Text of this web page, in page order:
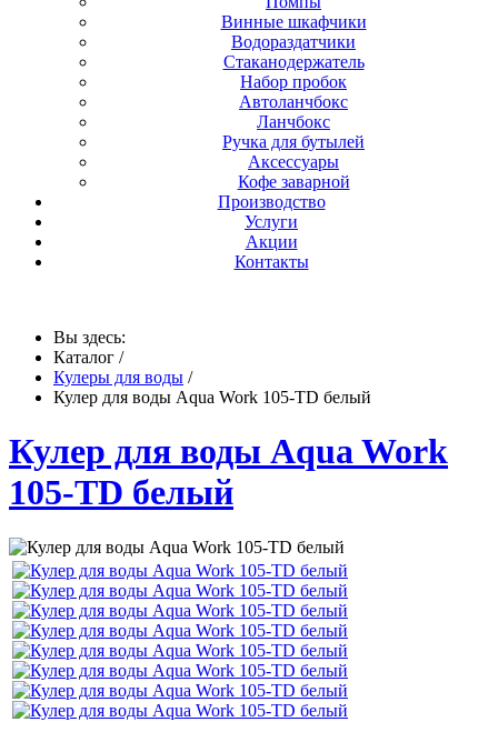
Винные шкафчики
Водораздатчики
Стаканодержатель
Набор пробок
Автоланчбокс
Ланчбокс
Ручка для бутылей
Аксессуары
Кофе заварной
Производство
Услуги
Акции
Контакты
Вы здесь:
Каталог /
Кулеры для воды /
Кулер для воды Aqua Work 105-TD белый
Кулер для воды Aqua Work
105-TD белый